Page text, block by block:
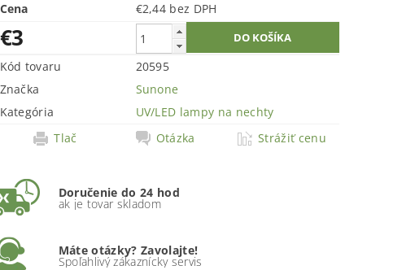
Cena
€2,44 bez DPH
€3
Kód tovaru
20595
Značka
Sunone
Kategória
UV/LED lampy na nechty
Tlač
Otázka Strážiť cenu
Doručenie do 24 hod
ak je tovar skladom
Máte otázky? Zavolajte!
Spoľahlivý zákaznícky servis